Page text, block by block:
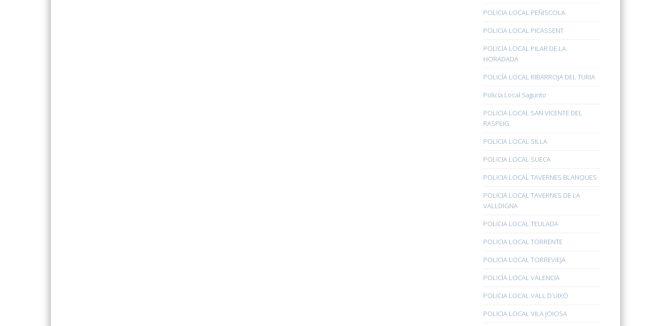
POLICIA LOCAL PEÑISCOLA
POLICIA LOCAL PICASSENT
POLICIA LOCAL PILAR DE LA
HORADADA
POLICÍA LOCAL RIBARROJA DEL TURIA
Policía Local Sagunto
POLICIA LOCAL SAN VICENTE DEL
RASPEIG
POLICIA LOCAL SILLA
POLICIA LOCAL SUECA
POLICIA LOCAL TAVERNES BLANQUES
POLICIA LOCAL TAVERNES DE LA
VALLDIGNA
POLICIA LOCAL TEULADA
POLICIA LOCAL TORRENTE
POLICIA LOCAL TORREVIEJA
POLICÍA LOCAL VALENCIA
POLICIA LOCAL VALL D´UIXÓ
POLICIA LOCAL VILA JOIOSA